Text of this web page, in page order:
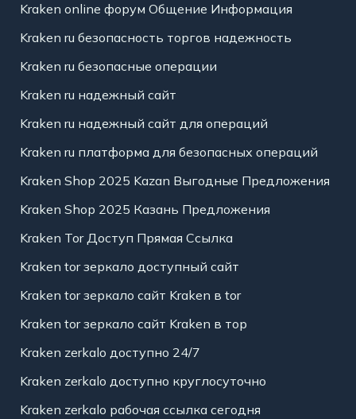
Kraken online форум Общение Информация
Kraken ru безопасность торгов надежность
Kraken ru безопасные операции
Kraken ru надежный сайт
Kraken ru надежный сайт для операций
Kraken ru платформа для безопасных операций
Kraken Shop 2025 Kazan Выгодные Предложения
Kraken Shop 2025 Казань Предложения
Kraken Tor Доступ Прямая Ссылка
Kraken tor зеркало доступный сайт
Kraken tor зеркало сайт Kraken в tor
Kraken tor зеркало сайт Kraken в тор
Kraken zerkalo доступно 24/7
Kraken zerkalo доступно круглосуточно
Kraken zerkalo рабочая ссылка сегодня